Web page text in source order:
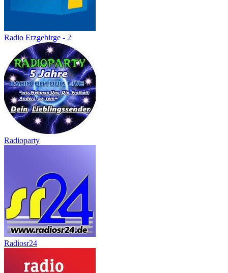
Radio Erzgebirge - 2
Radioparty
Radiosr24